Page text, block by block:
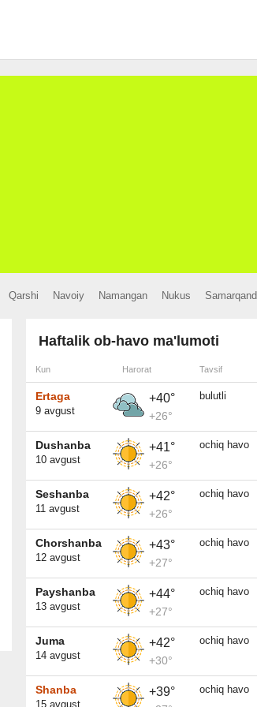
Qarshi Navoiy Namangan Nukus Samarqand
Haftalik ob-havo ma'lumoti
Kun Harorat Tavsif
Ertaga
9 avgust
+40°
+26°
bulutli
Dushanba
10 avgust
+41°
+26°
ochiq havo
Seshanba
11 avgust
+42°
+26°
ochiq havo
Chorshanba
12 avgust
+43°
+27°
ochiq havo
Payshanba
13 avgust
+44°
+27°
ochiq havo
Juma
14 avgust
+42°
+30°
ochiq havo
Shanba
15 avgust
+39° ochiq havo